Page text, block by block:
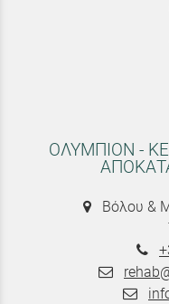
ΟΛΥΜΠΙΟΝ -
Βόλου &